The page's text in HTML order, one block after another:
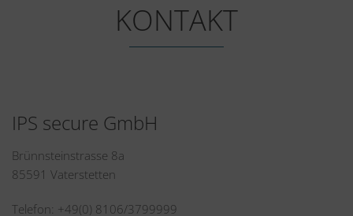
KONTAKT
IPS secure GmbH
Brünnsteinstrasse 8a
85591 Vaterstetten
Telefon: +49(0) 8106/3799999